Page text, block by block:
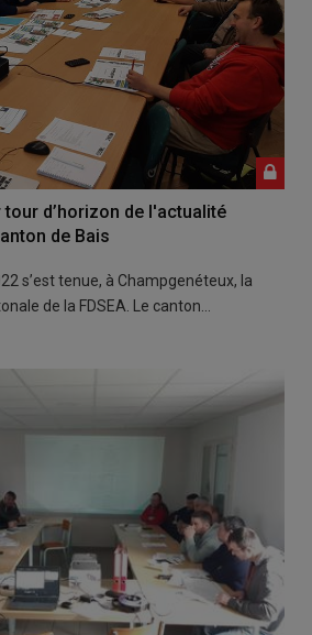
tour d’horizon de l'actualité
de Bais
s’est tenue, à Champgenéteux, la
de la FDSEA. Le canton…